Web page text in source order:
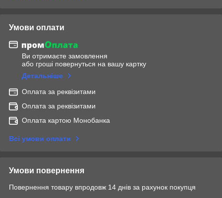
Умови оплати
Ви отримаєте замовлення
або гроші повернуться на вашу картку
Детальніше
Оплата за реквізитами
Оплата за реквізитами
Оплата картою Монобанка
Всі умови оплати
Умови повернення
Повернення товару впродовж 14 днів за рахунок покупця